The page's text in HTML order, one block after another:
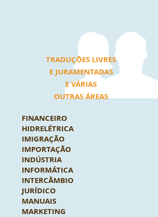
TRADUÇÕES LIVRES
E JURAMENTADAS
E VÁRIAS
OUTRAS ÁREAS
FINANCEIRO
HIDRELÉTRICA
IMIGRAÇÃO
IMPORTAÇÃO
INDÚSTRIA
INFORMÁTICA
INTERCÂMBIO
JURÍDICO
MANUAIS
MARKETING